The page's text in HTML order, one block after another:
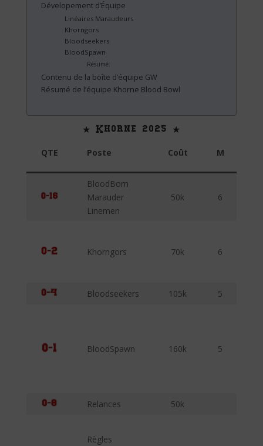
Dévelopement d’Équipe
Linéaires Maraudeurs
Khorngors
Bloodseekers
BloodSpawn
Résumé:
Contenu de la boîte d’équipe GW
Résumé de l’équipe Khorne Blood Bowl
★ Khorne 2025 ★
QTE Poste Coût M
BloodBorn
Marauder
Linemen
50k 6
Khorngors 70k 6
Bloodseekers 105k 5
BloodSpawn 160k 5
Relances 50k
Règles